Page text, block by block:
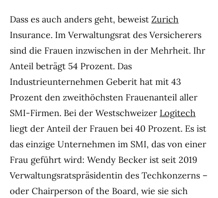
Dass es auch anders geht, beweist Zurich
Insurance. Im Verwaltungsrat des Versicherers
sind die Frauen inzwischen in der Mehrheit. Ihr
Anteil beträgt 54 Prozent. Das
Industrieunternehmen Geberit hat mit 43
Prozent den zweithöchsten Frauenanteil aller
SMI-Firmen. Bei der Westschweizer Logitech
liegt der Anteil der Frauen bei 40 Prozent. Es ist
das einzige Unternehmen im SMI, das von einer
Frau geführt wird: Wendy Becker ist seit 2019
Verwaltungsratspräsidentin des Techkonzerns –
oder Chairperson of the Board, wie sie sich